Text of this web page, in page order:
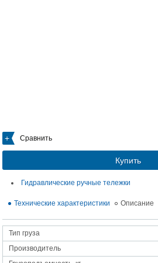
Сравнить
Купить
Гидравлические ручные тележки
Технические характеристики Описание
Тип груза
Производитель